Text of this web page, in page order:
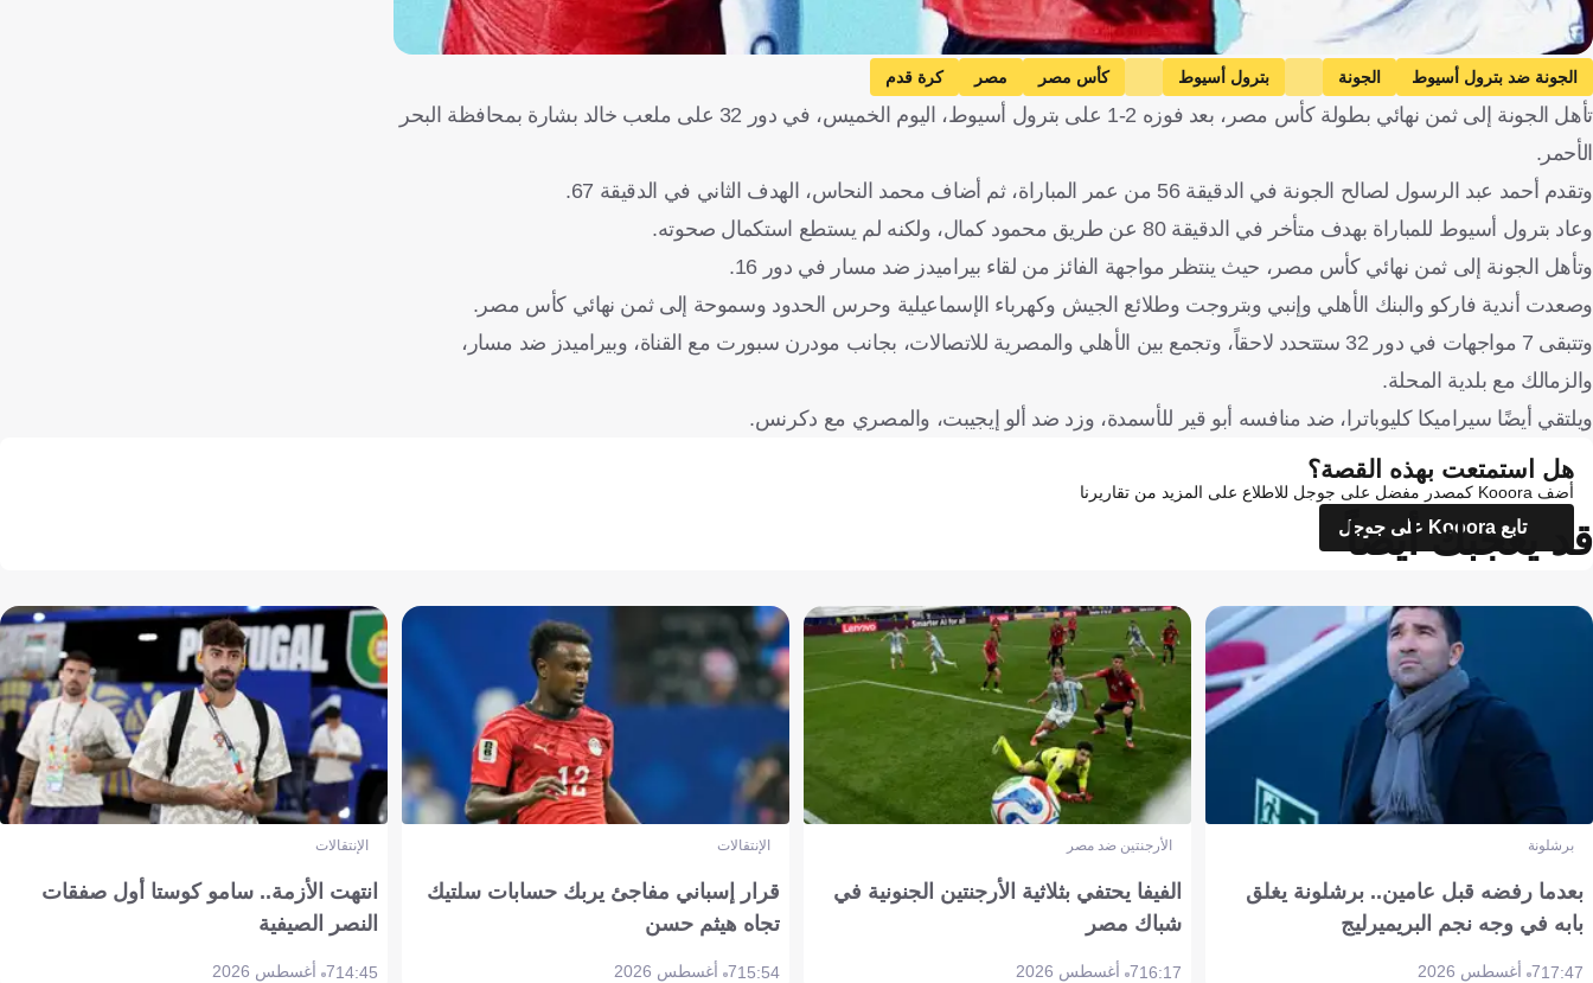
الجونة ضد بترول أسيوط الجونة بترول أسيوط كأس مصر مصر كرة قدم
تأهل الجونة إلى ثمن نهائي بطولة كأس مصر، بعد فوزه 2-1 على بترول أسيوط، اليوم الخميس، في دور 32 على ملعب خالد بشارة بمحافظة البحر
الأحمر.
وتقدم أحمد عبد الرسول لصالح الجونة في الدقيقة 56 من عمر المباراة، ثم أضاف محمد النحاس، الهدف الثاني في الدقيقة 67.
وعاد بترول أسيوط للمباراة بهدف متأخر في الدقيقة 80 عن طريق محمود كمال، ولكنه لم يستطع استكمال صحوته.
وتأهل الجونة إلى ثمن نهائي كأس مصر، حيث ينتظر مواجهة الفائز من لقاء بيراميدز ضد مسار في دور 16.
وصعدت أندية فاركو والبنك الأهلي وإنبي وبتروجت وطلائع الجيش وكهرباء الإسماعيلية وحرس الحدود وسموحة إلى ثمن نهائي كأس مصر.
وتتبقى 7 مواجهات في دور 32 ستتحدد لاحقاً، وتجمع بين الأهلي والمصرية للاتصالات، بجانب مودرن سبورت مع القناة، وبيراميدز ضد مسار،
والزمالك مع بلدية المحلة.
ويلتقي أيضًا سيراميكا كليوباترا، ضد منافسه أبو قير للأسمدة، وزد ضد ألو إيجيبت، والمصري مع دكرنس.
هل استمتعت بهذه القصة؟
أضف Kooora كمصدر مفضل على جوجل للاطلاع على المزيد من تقاريرنا
تابع Kooora على جوجل
قد يعجبك أيضاً
برشلونة
بعدما رفضه قبل عامين.. برشلونة يغلق
بابه في وجه نجم البريميرليج
17:477 أغسطس 2026
الأرجنتين ضد مصر
الفيفا يحتفي بثلاثية الأرجنتين الجنونية في
شباك مصر
16:177 أغسطس 2026
الإنتقالات
قرار إسباني مفاجئ يربك حسابات سلتيك
تجاه هيثم حسن
15:547 أغسطس 2026
الإنتقالات
انتهت الأزمة.. سامو كوستا أول صفقات
النصر الصيفية
14:457 أغسطس 2026